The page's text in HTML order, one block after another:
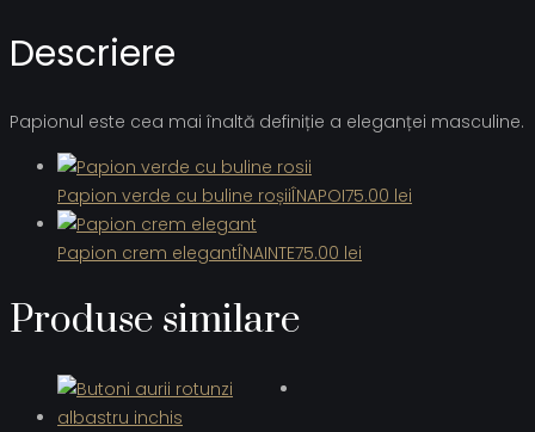
Descriere
Papionul este cea mai înaltă definiție a eleganței masculine.
Papion verde cu buline roșiiÎNAPOI75.00 lei
Papion crem elegantÎNAINTE75.00 lei
Produse similare